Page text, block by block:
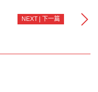
NEXT | 下一篇